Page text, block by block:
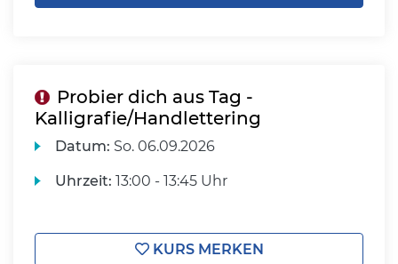
Probier dich aus Tag -
Kalligrafie/Handlettering
Datum: So. 06.09.2026
Uhrzeit: 13:00 - 13:45 Uhr
KURS MERKEN